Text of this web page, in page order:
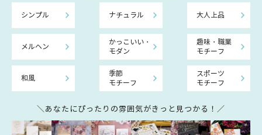
シンプル ナチュラル 大人上品
メルヘン
かっこいい・
モダン
趣味・職業
モチーフ
和風
季節
モチーフ
スポーツ
モチーフ
＼あなたにぴったりの雰囲気がきっと見つかる！／